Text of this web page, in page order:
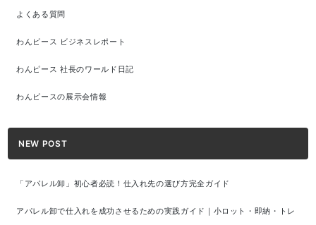
よくある質問
わんピース ビジネスレポート
わんピース 社長のワールド日記
わんピースの展示会情報
NEW POST
「アパレル卸」初心者必読！仕入れ先の選び方完全ガイド
アパレル卸で仕入れを成功させるための実践ガイド｜小ロット・即納・トレ